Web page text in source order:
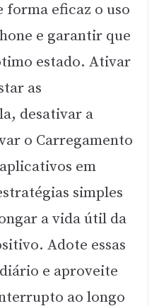
forma eficaz o uso
e garantir que
estado. Ativar
as
desativar a
o Carregamento
em
simples
a vida útil da
Adote essas
e aproveite
ao longo